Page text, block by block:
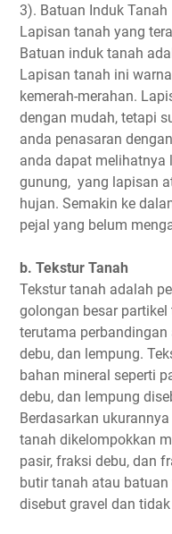
3). Batuan Induk Tanah
Lapisan tanah yang
Batuan induk tanah
Lapisan tanah ini
kemerah-merahan.
dengan mudah, tetapi
anda penasaran
anda dapat melihatnya
gunung, yang lapisan
hujan. Semakin ke
pejal yang belum
b. Tekstur Tanah
Tekstur tanah adalah
golongan besar
terutama
debu, dan lempung.
bahan mineral seperti
debu, dan lempung
Berdasarkan
tanah dikelompokkan
pasir, fraksi debu, dan
butir tanah atau
disebut gravel dan